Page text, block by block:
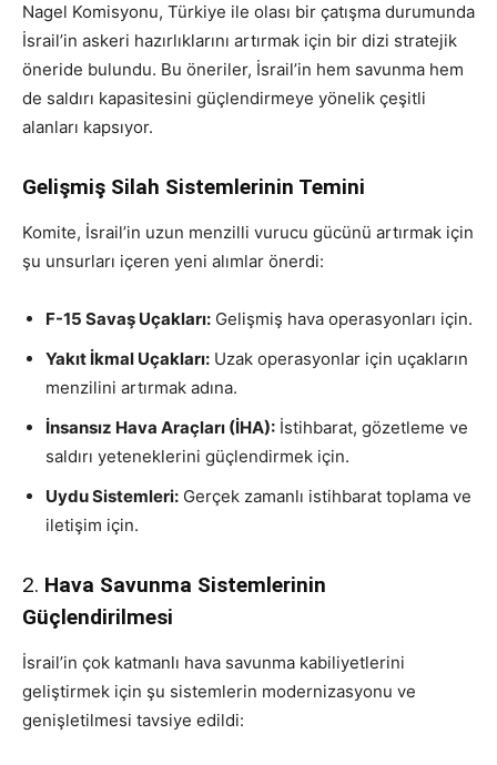
Nagel Komisyonu, Türkiye ile olası bir çatışma durumunda
İsrail’in askeri hazırlıklarını artırmak için bir dizi stratejik
öneride bulundu. Bu öneriler, İsrail’in hem savunma hem
de saldırı kapasitesini güçlendirmeye yönelik çeşitli
alanları kapsıyor.
Gelişmiş Silah Sistemlerinin Temini
Komite, İsrail’in uzun menzilli vurucu gücünü artırmak için
şu unsurları içeren yeni alımlar önerdi:
F-15 Savaş Uçakları: Gelişmiş hava operasyonları için.
Yakıt İkmal Uçakları: Uzak operasyonlar için uçakların
menzilini artırmak adına.
İnsansız Hava Araçları (İHA): İstihbarat, gözetleme ve
saldırı yeteneklerini güçlendirmek için.
Uydu Sistemleri: Gerçek zamanlı istihbarat toplama ve
iletişim için.
2. Hava Savunma Sistemlerinin
Güçlendirilmesi
İsrail’in çok katmanlı hava savunma kabiliyetlerini
geliştirmek için şu sistemlerin modernizasyonu ve
genişletilmesi tavsiye edildi: